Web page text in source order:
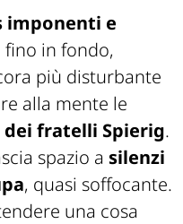
imponenti e
fino in fondo,
più disturbante
alla mente le
dei fratelli Spierig.
spazio a silenzi
, quasi soffocante.
una cosa